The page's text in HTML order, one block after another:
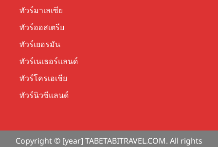
ทัวร์มาเลเซีย
ทัวร์ออสเตรีย
ทัวร์เยอรมัน
ทัวร์เนเธอร์แลนด์
ทัวร์โครเอเชีย
ทัวร์นิวซีแลนด์
Copyright © [year] TABETABITRAVEL.COM. All rights